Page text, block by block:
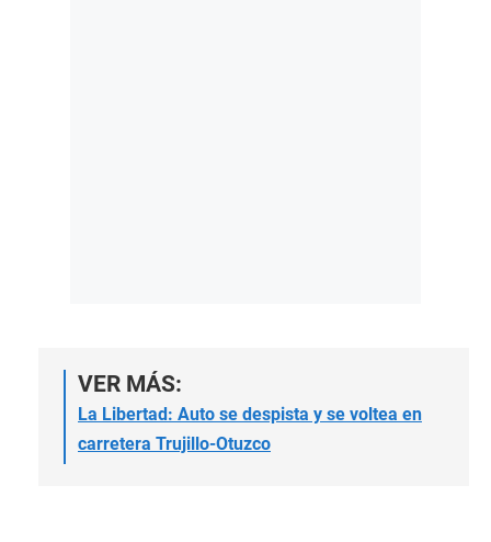
VER MÁS:
La Libertad: Auto se despista y se voltea en
carretera Trujillo-Otuzco